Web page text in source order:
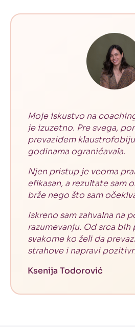
Moje iskustvo na
je izuzetno. Pre svega,
prevaziđem
godinama ograničavala.
Njen pristup je veoma
efikasan, a rezultate sam
brže nego što sam
Iskreno sam zahvalna na
razumevanju. Od srca
svakome ko želi da
strahove i napravi
Ksenija Todorović